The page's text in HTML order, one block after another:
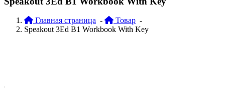
Главная страница - Товар -
Speakout 3Ed B1 Workbook With Key